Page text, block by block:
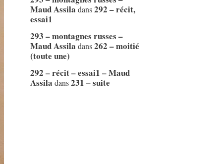
Maud Assila dans292 – récit,
essai1
293 – montagnes russes –
Maud Assila dans262 – moitié
(toute une)
292 – récit – essai1 – Maud
Assila dans231 – suite